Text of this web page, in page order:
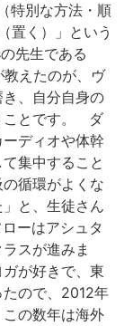
特別な方法・順
置く）」という
先生である
えたのが、ヴ
、自分自身の
ことです。 ダ
ディオや体幹
集中すること
循環がよくな
と、生徒さん
ーはアシュタ
スが進みま
が好きで、東
ので、2012年
の数年は海外